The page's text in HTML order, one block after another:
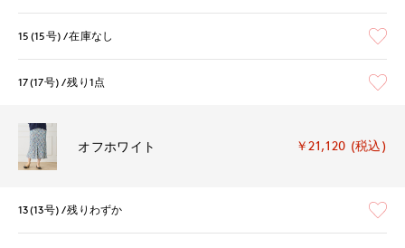
15(15号) 在庫なし
17(17号) 残り1点
オフホワイト ￥21,120 (税込)
13(13号) 残りわずか